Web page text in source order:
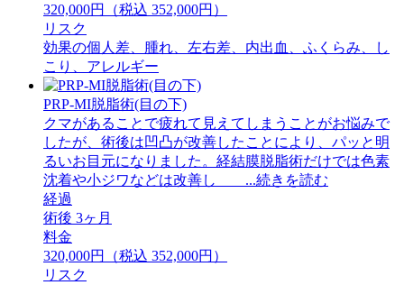
320,000円（税込 352,000円）
リスク
効果の個人差、腫れ、左右差、内出血、ふくらみ、し
こり、アレルギー
PRP-MI脱脂術(目の下)
クマがあることで疲れて見えてしまうことがお悩みで
したが、術後は凹凸が改善したことにより、パッと明
るいお目元になりました。経結膜脱脂術だけでは色素
沈着や小ジワなどは改善し ...続きを読む
経過
術後 3ヶ月
料金
320,000円（税込 352,000円）
リスク